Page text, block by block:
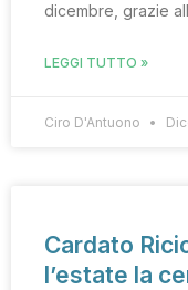
dicembre, grazie
LEGGI TUTTO »
Ciro D'Antuono
Cardato
l’estate la